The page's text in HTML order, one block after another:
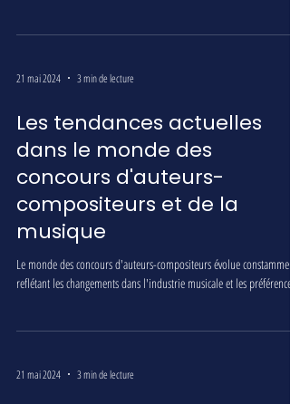
21 mai 2024 3 min de lecture
Les tendances actuelles
dans le monde des
concours d'auteurs-
compositeurs et de la
musique
Le monde des concours d'auteurs-compositeurs évolue
reflétant les changements dans l'industrie musicale et les
21 mai 2024 3 min de lecture